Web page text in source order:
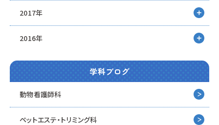
2017年
2016年
学科ブログ
動物看護師科
ペットエステ・トリミング科